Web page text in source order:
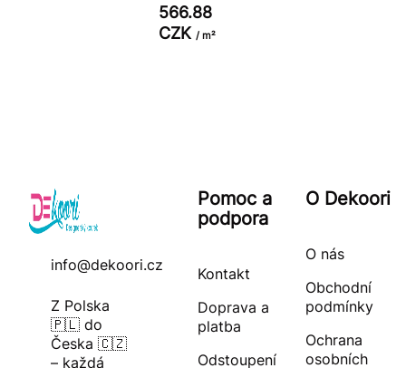
566.88
CZK / m²
info@dekoori.cz
Z Polska
🇵🇱 do
Česka 🇨🇿
– každá
Pomoc a
podpora
Kontakt
Doprava a
platba
Odstoupení
O Dekoori
O nás
Obchodní
podmínky
Ochrana
osobních